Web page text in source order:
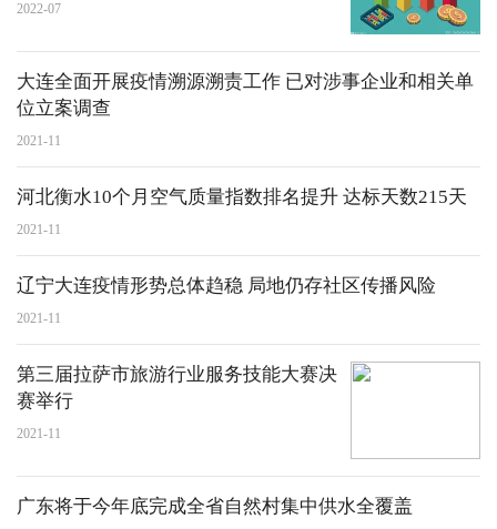
2022-07
大连全面开展疫情溯源溯责工作 已对涉事企业和相关单
位立案调查
2021-11
河北衡水10个月空气质量指数排名提升 达标天数215天
2021-11
辽宁大连疫情形势总体趋稳 局地仍存社区传播风险
2021-11
第三届拉萨市旅游行业服务技能大赛决
赛举行
2021-11
广东将于今年底完成全省自然村集中供水全覆盖